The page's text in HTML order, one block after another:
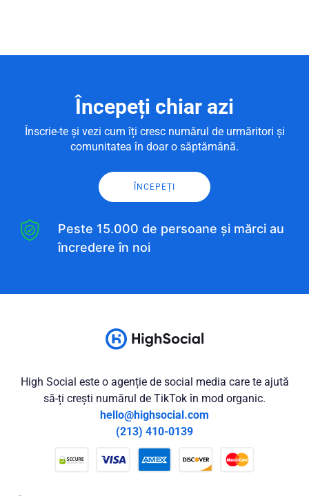
Începeți chiar azi
Înscrie-te și vezi cum îți cresc numărul de urmăritori și
comunitatea în doar o săptămână.
ÎNCEPEȚI
Peste 15.000 de persoane și mărci au
încredere în noi
High Social este o agenție de social media care te ajută
să-ți crești numărul de TikTok în mod organic.
hello@highsocial.com
(213) 410-0139